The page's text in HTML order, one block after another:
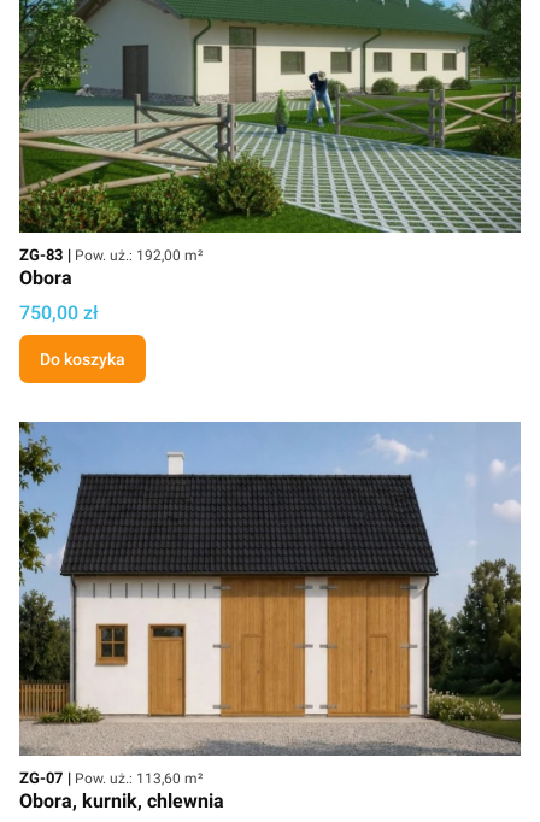
Kod
ZG-83 Powierzchnia użytkowa
Pow. uż.: 192,00 m²
Obora
Cena projektu
750,00 zł
Do koszyka
Kod
ZG-07 Powierzchnia użytkowa
Pow. uż.: 113,60 m²
Obora, kurnik, chlewnia